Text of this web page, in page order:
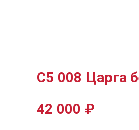
С5 008 Царга
42 000 ₽